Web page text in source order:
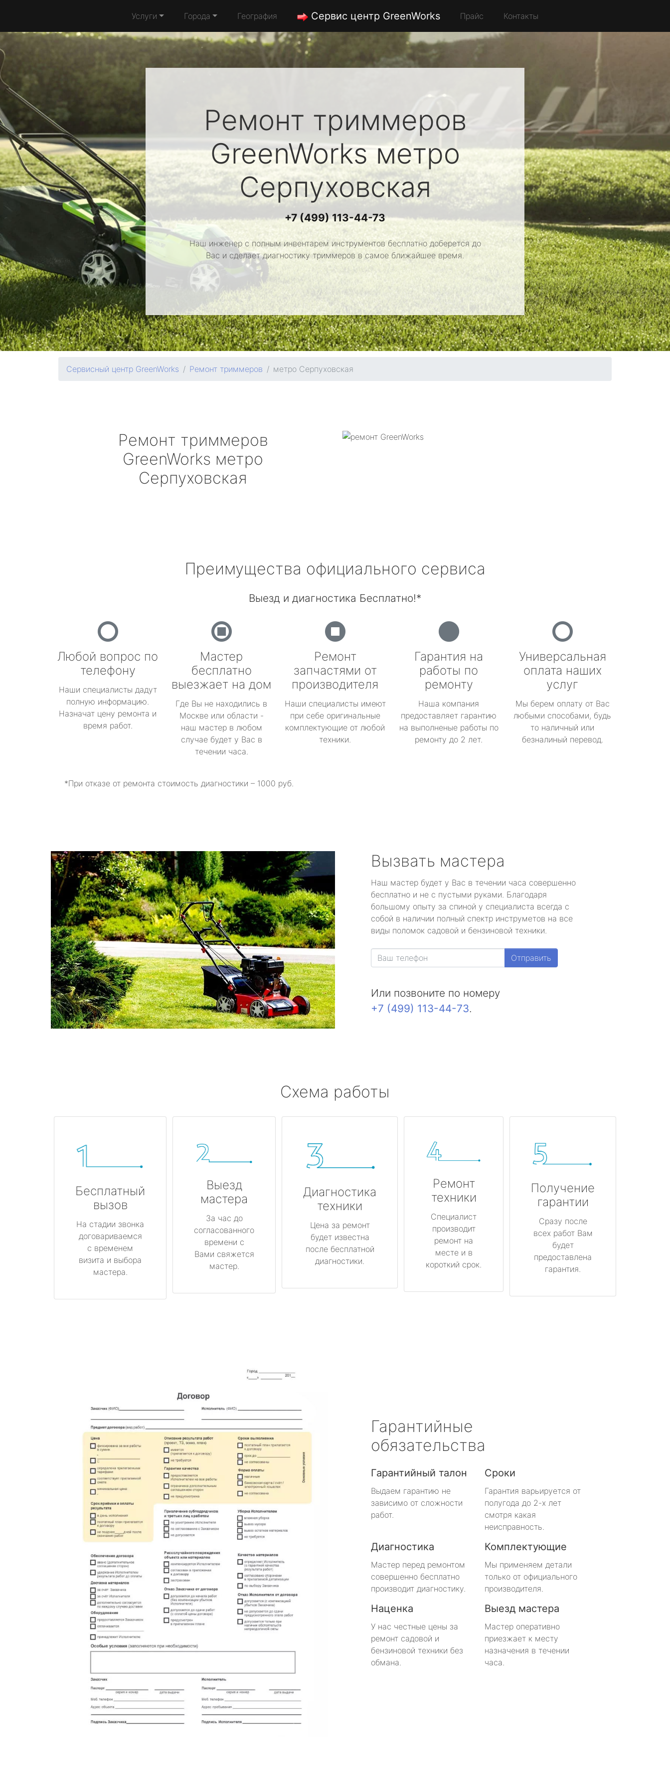
Услуги Города География Сервис центр GreenWorks Прайс Контакты
Ремонт триммеров
GreenWorksметро
Серпуховская
+7 (499) 113-44-73
Наш инженер с полным инвентарем инструментов бесплатно доберется до
Вас и сделает диагностику триммеров в самое ближайшее время.
Сервисный центр GreenWorks Ремонт триммеров метро Серпуховская
Ремонт триммеров
GreenWorks метро
Серпуховская
Преимущества официального сервиса
Выезд и диагностика Бесплатно!*
Любой вопрос по
телефону
Наши специалисты дадут
полную информацию.
Назначат цену ремонта и
время работ.
Мастер
бесплатно
выезжает на дом
Где Вы не находились в
Москве или области -
наш мастер в любом
случае будет у Вас в
течении часа.
Ремонт
запчастями от
производителя
Наши специалисты имеют
при себе оригинальные
комплектующие от любой
техники.
Гарантия на
работы по
ремонту
Наша компания
предоставляет гарантию
на выполненые работы по
ремонту до 2 лет.
Универсальная
оплата наших
услуг
Мы берем оплату от Вас
любыми способами, будь
то наличный или
безналиный перевод.
*При отказе от ремонта стоимость диагностики – 1000 руб.
Вызвать мастера
Наш мастер будет у Вас в течении часа совершенно
бесплатно и не с пустыми руками. Благодаря
большому опыту за спиной у специалиста всегда с
собой в наличии полный спектр инструметов на все
виды поломок садовой и бензиновой техники.
Отправить
Или позвоните по номеру
+7 (499) 113-44-73.
Схема работы
Бесплатный
вызов
На стадии звонка
договариваемся
с временем
визита и выбора
мастера.
Выезд
мастера
За час до
согласованного
времени с
Вами свяжется
мастер.
Диагностика
техники
Цена за ремонт
будет известна
после бесплатной
диагностики.
Ремонт
техники
Специалист
производит
ремонт на
месте и в
короткий срок.
Получение
гарантии
Сразу после
всех работ Вам
будет
предоставлена
гарантия.
Гарантийные
обязательства
Гарантийный талон
Выдаем гарантию не
зависимо от сложности
работ.
Сроки
Гарантия варьируется от
полугода до 2-х лет
смотря какая
неисправность.
Диагностика
Мастер перед ремонтом
совершенно бесплатно
производит диагностику.
Комплектующие
Мы применяем детали
только от официального
производителя.
Наценка
У нас честные цены за
ремонт садовой и
бензиновой техники без
обмана.
Выезд мастера
Мастер оперативно
приезжает к месту
назначения в течении
часа.